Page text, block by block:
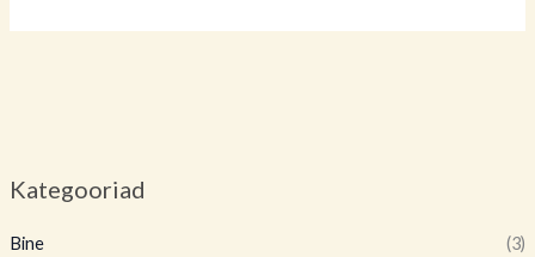
Kategooriad
Bine (3)